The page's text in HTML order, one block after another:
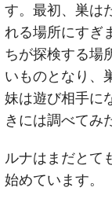
す。最初、巣は
れる場所にすぎ
ちが探検する場
いものとなり、
妹は遊び相手に
きには調べてみ
ルナはまだとて
始めています。